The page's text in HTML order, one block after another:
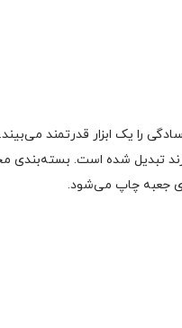
را یک ابزار قدرتمند
تبدیل شده است. بسته‌بندی
جعبه چاپ می‌شود.